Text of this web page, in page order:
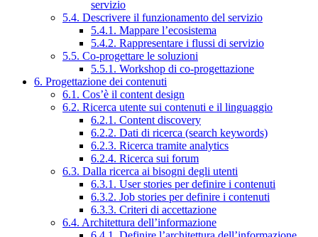
servizio
5.4. Descrivere il funzionamento del servizio
5.4.1. Mappare l’ecosistema
5.4.2. Rappresentare i flussi di servizio
5.5. Co-progettare le soluzioni
5.5.1. Workshop di co-progettazione
6. Progettazione dei contenuti
6.1. Cos’è il content design
6.2. Ricerca utente sui contenuti e il linguaggio
6.2.1. Content discovery
6.2.2. Dati di ricerca (search keywords)
6.2.3. Ricerca tramite analytics
6.2.4. Ricerca sui forum
6.3. Dalla ricerca ai bisogni degli utenti
6.3.1. User stories per definire i contenuti
6.3.2. Job stories per definire i contenuti
6.3.3. Criteri di accettazione
6.4. Architettura dell’informazione